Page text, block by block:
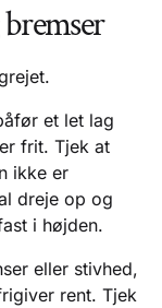
et let lag
frit. Tjek at
ikke er
dreje op og
i højden.
eller stivhed,
rent. Tjek